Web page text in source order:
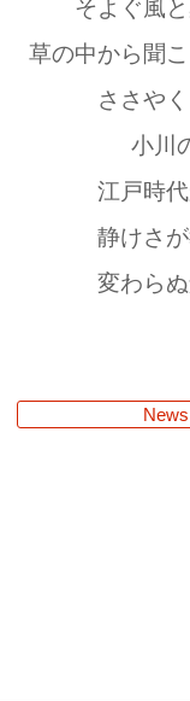
そよぐ風
草の中から聞
ささや
小川
江戸時
静けさ
変わら